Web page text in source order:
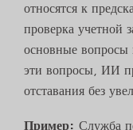
относятся к
проверка учетной
основные вопросы
эти вопросы, ИИ
отставания без
Пример: Служба